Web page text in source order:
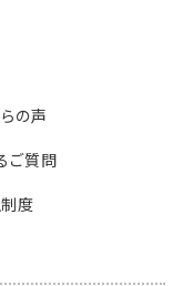
の声
ご質問
度